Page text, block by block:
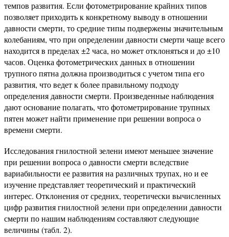
темпов развития. Если фотометрирование крайних типов
позволяет приходить к конкретному выводу в отношении
давности смерти, то средние типы подвержены значительным
колебаниям, что при определении давности смерти чаще всего
находится в пределах ±2 часа, но может отклоняться и до ±10
часов. Оценка фотометрических данных в отношении
трупного пятна должна производиться с учетом типа его
развития, что ведет к более правильному подходу
определения давности смерти. Произведенные наблюдения
дают основание полагать, что фотометрирование трупных
пятен может найти применение при решении вопроса о
времени смерти.
Исследования гнилостной зелени имеют меньшее значение
при решении вопроса о давности смерти вследствие
вариабильности ее развития на различных трупах, но и ее
изучение представляет теоретический и практический
интерес. Отклонения от средних, теоретически вычисленных
цифр развития гнилостной зелени при определении давности
смерти по нашим наблюдениям составляют следующие
величины (табл. 2).